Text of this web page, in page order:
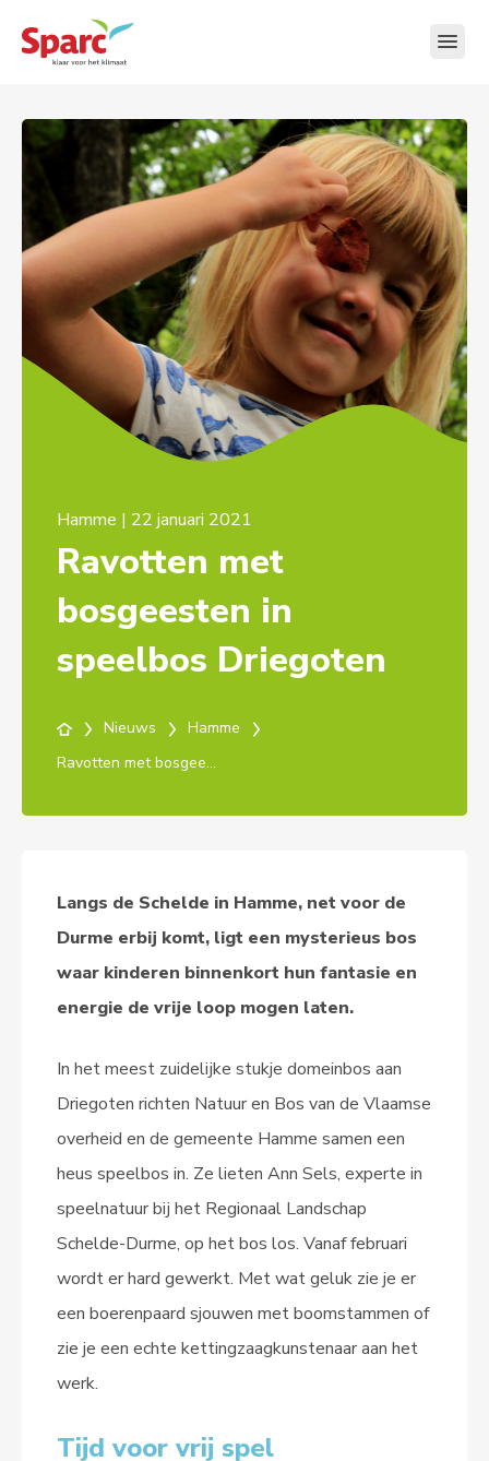
Hamme | 22 januari 2021
Ravotten met
bosgeesten in
speelbos Driegoten
Nieuws
Hamme
Ravotten met bosgeesten in speelbos Driegoten
Langs de Schelde in Hamme, net voor de
Durme erbij komt, ligt een mysterieus bos
waar kinderen binnenkort hun fantasie en
energie de vrije loop mogen laten.
In het meest zuidelijke stukje domeinbos aan
Driegoten richten Natuur en Bos van de Vlaamse
overheid en de gemeente Hamme samen een
heus speelbos in. Ze lieten Ann Sels, experte in
speelnatuur bij het Regionaal Landschap
Schelde-Durme, op het bos los. Vanaf februari
wordt er hard gewerkt. Met wat geluk zie je er
een boerenpaard sjouwen met boomstammen of
zie je een echte kettingzaagkunstenaar aan het
werk.
Tijd voor vrij spel